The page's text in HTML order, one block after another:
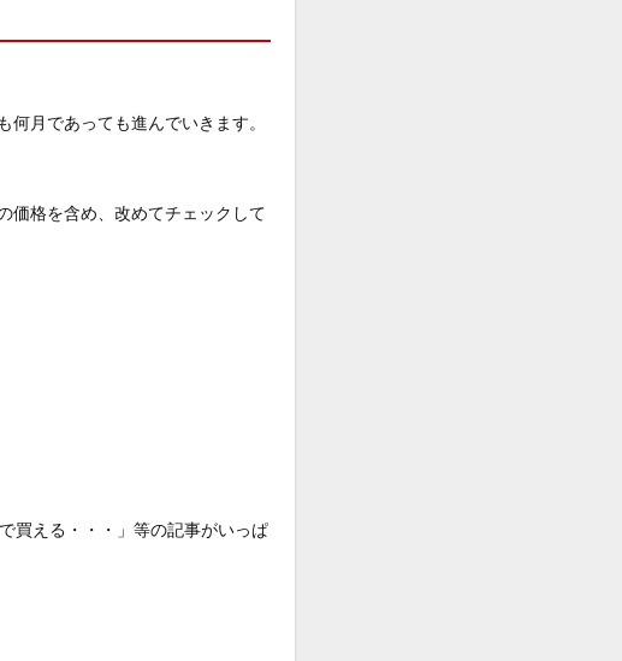
月であっても進んでいきます。
価格を含め、改めてチェックして
買える・・・」等の記事がいっぱ